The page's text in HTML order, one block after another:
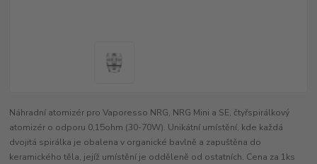
Náhradní atomizér pro Vaporesso NRG, NRG Mini a SE, čtyřspirálkový
atomizér o odporu 0,15ohm (30-70W). Unikátní umístění, kde každá
dvojitá spirálka je obalena v organické bavlně a zapuštěna do
keramického těla, jejíž umístění je odděleně od ostatních. Cena za 1ks